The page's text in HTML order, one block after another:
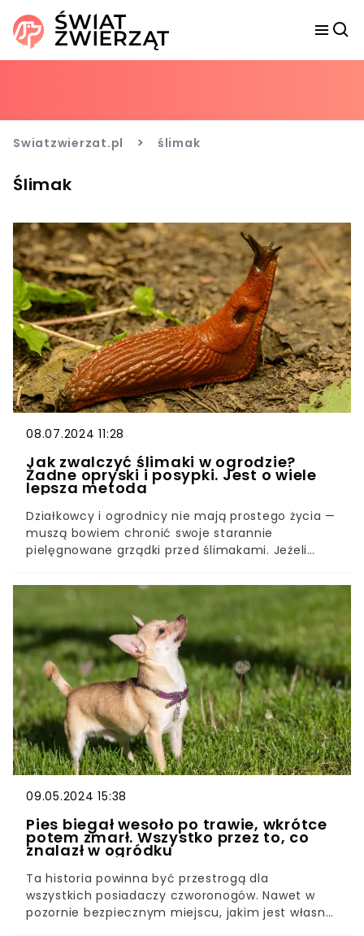
Swiatzwierzat.pl > ślimak
Ślimak
08.07.2024 11:28
Jak zwalczyć ślimaki w ogrodzie?
Żadne opryski i posypki. Jest o wiele
lepsza metoda
Działkowcy i ogrodnicy nie mają prostego życia —
muszą bowiem chronić swoje starannie
pielęgnowane grządki przed ślimakami. Jeżeli
i pomidory, a wtedy po uprawach nie ma ani
śladu. Jak zwalczyć pomrowy w ogrodzie? Dzięki
tej ekologicznej metodzie problem ślimaków już
nie będzie Cię dotyczył.
09.05.2024 15:38
Pies biegał wesoło po trawie, wkrótce
potem zmarł. Wszystko przez to, co
znalazł w ogródku
Ta historia powinna być przestrogą dla
wszystkich posiadaczy czworonogów. Nawet w
pozornie bezpiecznym miejscu, jakim jest własna